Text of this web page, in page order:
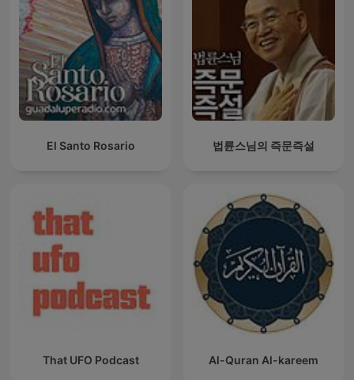
El Santo Rosario 법륜스님의 즉문즉설
That UFO Podcast Al-Quran Al-kareem